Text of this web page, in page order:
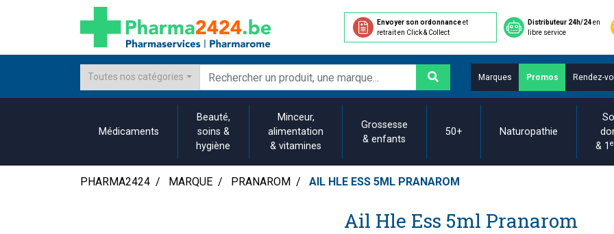
Envoyer son ordonnanceet
retrait en Click & Collect
Distributeur 24h/24en
libre service
Toutes nos catégories Marques Promos Rendez-
Médicaments
Beauté,
soins &
hygiène
Minceur,
alimentation
& vitamines
Grossesse
& enfants
50+ Naturopathie
& 1
PHARMA2424 MARQUE PRANAROM AIL HLE ESS 5ML PRANAROM
Ail Hle Ess 5ml Pranarom